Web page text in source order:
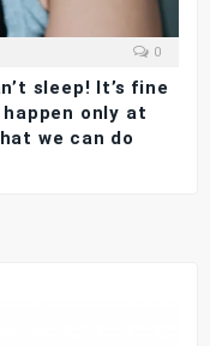
0
sleep! It’s fine
only at
we can do